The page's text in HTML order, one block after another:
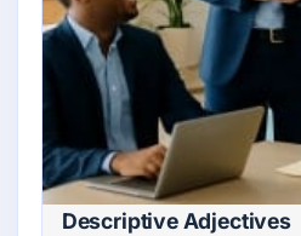
Descriptive Adjectives